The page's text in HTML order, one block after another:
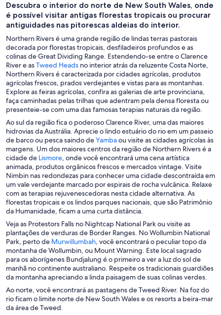
Descubra o interior do norte de New South Wales, onde
é possível visitar antigas florestas tropicais ou procurar
antiguidades nas pitorescas aldeias do interior.
Northern Rivers é uma grande região de lindas terras pastorais
decorada por florestas tropicais, desfiladeiros profundos e as
colinas de Great Dividing Range. Estendendo-se entre o Clarence
River e asTweed HeadsA
b
r
e
e
m
m
a
n
o
v
a
j
a
n
e
l
a
no interior atrás da reluzente Costa Norte,
Northern Rivers é caracterizada por cidades agrícolas, produtos
agrícolas frescos, prados verdejantes e vistas para as montanhas.
Explore as feiras agrícolas, confira as galerias de arte provinciana,
faça caminhadas pelas trilhas que adentram pela densa floresta ou
presenteie-se com uma das famosas terapias naturais da região.
Ao sul da região fica o poderoso Clarence River, uma das maiores
hidrovias da Austrália. Aprecie o lindo estuário do rio em um passeio
de barco ou pesca saindo deYambaA
b
r
e
e
m
u
m
a
n
o
v
a
j
a
n
e
l
a
ou visite as cidades agrícolas às
margens. Um dos maiores centros da região de Northern Rivers é a
cidade de LismoreA
b
r
e
e
m
u
m
a
n
o
v
a
j
a
n
e
l
, onde você encontrará uma cena artística
animada, produtos orgânicos frescos e mercados vintage. Visite
Nimbin nas redondezas para conhecer uma cidade descontraída em
um vale verdejante marcado por espirais de rocha vulcânica. Relaxe
com as terapias rejuvenescedoras nesta cidade alternativa. As
florestas tropicais e os lindos parques nacionais, que são Patrimônio
da Humanidade, ficam a uma curta distância.
Veja as Protestors Falls no Nightcap National Park ou visite as
plantações de verduras de Border Ranges. No Wollumbin National
Park, perto de MurwillumbahA
b
r
e
e
u
m
, você encontrará o peculiar topo da
montanha de Wollumbin, ou Mount Warning. Este local sagrado
para os aborígenes Bundjalung é o primeiro a ver a luz do sol de
manhã no continente australiano. Respeite os tradicionais guardiões
da montanha apreciando a linda paisagem de suas colinas verdes.
Ao norte, você encontrará as pastagens de Tweed River. Na foz do
rio ficam o limite norte de New South Wales e os resorts a beira-mar
da área de Tweed.